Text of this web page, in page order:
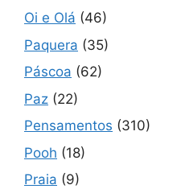
Oi e Olá (46)
Paquera (35)
Páscoa (62)
Paz (22)
Pensamentos (310)
Pooh (18)
Praia (9)